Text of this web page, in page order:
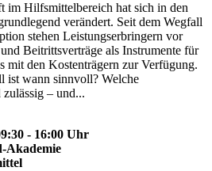
im Hilfsmittelbereich hat sich in den
verändert. Seit dem Wegfall
stehen Leistungserbringern vor
Beitrittsverträge als Instrumente für
mit den Kostenträgern zur Verfügung.
ist wann sinnvoll? Welche
– und...
- 16:00 Uhr
Akademie